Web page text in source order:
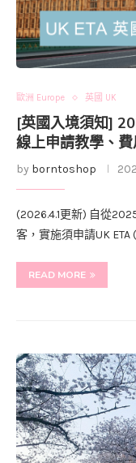
歐洲 Europe 英國 UK
[英國入境須知]
線上申請教學、
by borntoshop
(2026.4.1更新) 自從
客，實施須申請UK
READ MORE